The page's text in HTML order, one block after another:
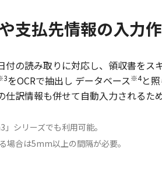
支払先情報の入力
付の読み取りに対応し、領収書を
をOCRで抽出し データベース※4と
訳情報も併せて自動入力されるた
」シリーズでも利用可能。
場合は5mm以上の間隔が必要。